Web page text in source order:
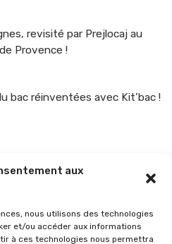
aux
nous utilisons des technologies
et/ou accéder aux informations
à ces technologies nous permettra
revisité par Prejlocaj au
Provence !
bac réinventées avec Kit’bac !